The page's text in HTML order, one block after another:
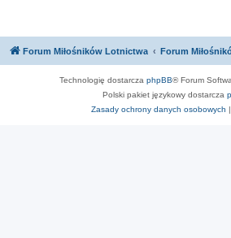
Forum Miłośników Lotnictwa Forum
Technologię dostarcza phpBB® Forum
Polski pakiet językowy dostarcza
Zasady ochrony danych osobowych |